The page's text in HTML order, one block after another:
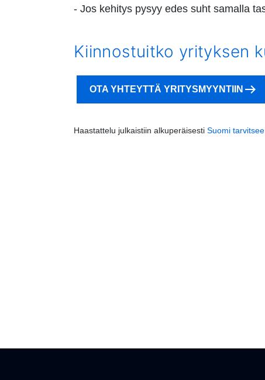
- Jos kehitys pysyy edes suht samalla
Kiinnostuitko yrityksen
OTA YHTEYTTÄ YRITYSMYYNTIIN
Haastattelu julkaistiin alkuperäisesti Suomi